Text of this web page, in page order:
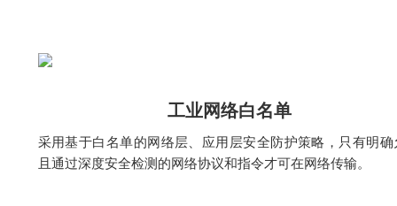
工业网络白名单
采用基于白名单的网络层、应用层安全防护策略，只有明确
且通过深度安全检测的网络协议和指令才可在网络传输。